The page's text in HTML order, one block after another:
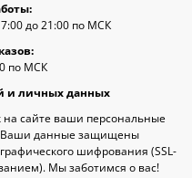
до 21:00 по МСК
по МСК
и личных данных
на сайте ваши персональные
данные защищены
шифрования (SSL-
Мы заботимся о вас!